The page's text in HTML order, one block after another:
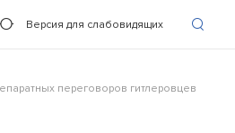
Версия для слабовидящих
переговоров гитлеровцев